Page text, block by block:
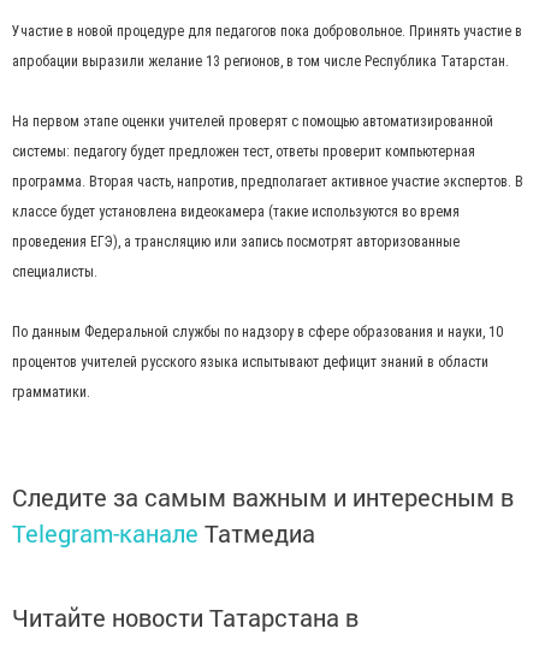
Участие в новой процедуре для педагогов пока добровольное. Принять участие в
апробации выразили желание 13 регионов, в том числе Республика Татарстан.
На первом этапе оценки учителей проверят с помощью автоматизированной
системы: педагогу будет предложен тест, ответы проверит компьютерная
программа. Вторая часть, напротив, предполагает активное участие экспертов. В
классе будет установлена видеокамера (такие используются во время
проведения ЕГЭ), а трансляцию или запись посмотрят авторизованные
специалисты.
По данным Федеральной службы по надзору в сфере образования и науки, 10
процентов учителей русского языка испытывают дефицит знаний в области
грамматики.
Следите за самым важным и интересным в
Telegram-канале Татмедиа
Читайте новости Татарстана в